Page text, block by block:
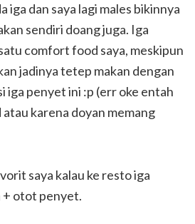
iga dan saya lagi males bikinnya
sendiri doang juga. Iga
comfort food saya, meskipun
jadinya tetep makan dengan
iga penyet ini :p (err oke entah
karena doyan memang
saya kalau ke resto iga
+ otot penyet.